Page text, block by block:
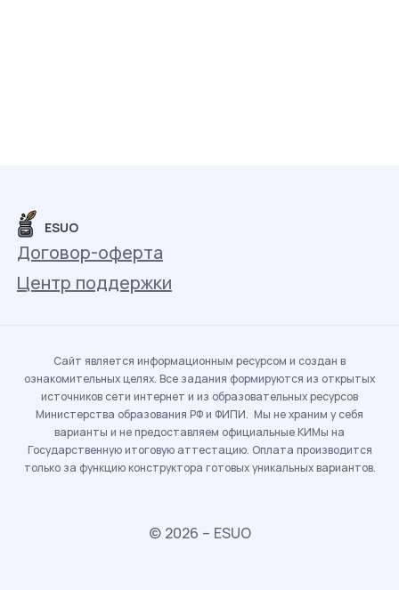
ESUO
Договор-оферта
Центр поддержки
Сайт является информационным ресурсом и создан в
ознакомительных целях. Все задания формируются из открытых
источников сети интернет и из образовательных ресурсов
Министерства образования РФ и ФИПИ. Мы не храним у себя
варианты и не предоставляем официальные КИМы на
Государственную итоговую аттестацию. Оплата производится
только за функцию конструктора готовых уникальных вариантов.
© 2026 – ESUO